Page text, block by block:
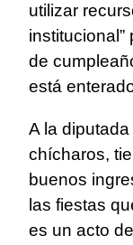
utilizar
de
está
A la
chícharos,
buenos
las fiestas
es un acto